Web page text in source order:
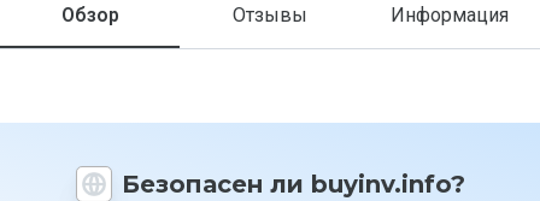
Обзор Отзывы Информация
Безопасен ли buyinv.info?
Как бы
этот
1 до 5?